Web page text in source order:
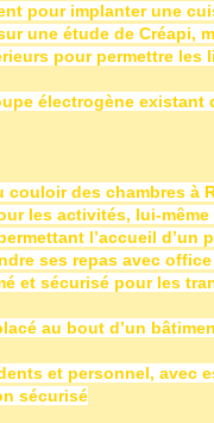
pour implanter une
une étude de Créapi,
pour permettre
électrogène
couloir des chambres à
les activités, lui-
l’accueil d’un
ses repas avec
et sécurisé pour les
au bout d’un
et personnel, avec
sécurisé